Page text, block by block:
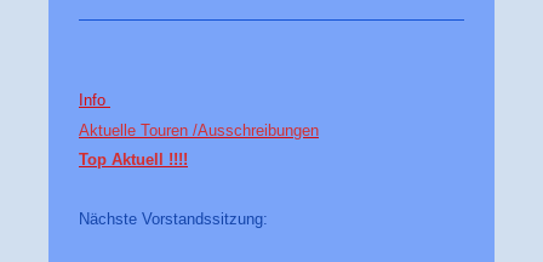
Info
Aktuelle Touren /Ausschreibungen
Top Aktuell !!!!
Nächste Vorstandssitzung: